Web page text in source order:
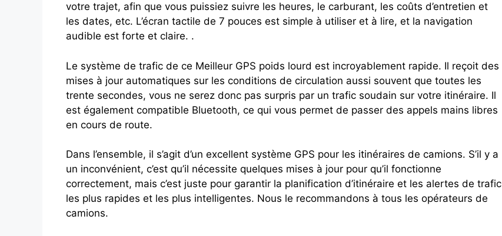
votre trajet, afin que vous puissiez suivre les heures, le carburant, les coûts d’entretien et
les dates, etc. L’écran tactile de 7 pouces est simple à utiliser et à lire, et la navigation
audible est forte et claire. .
Le système de trafic de ce Meilleur GPS poids lourd est incroyablement rapide. Il reçoit des
mises à jour automatiques sur les conditions de circulation aussi souvent que toutes les
trente secondes, vous ne serez donc pas surpris par un trafic soudain sur votre itinéraire. Il
est également compatible Bluetooth, ce qui vous permet de passer des appels mains libres
en cours de route.
Dans l’ensemble, il s’agit d’un excellent système GPS pour les itinéraires de camions. S’il y a
un inconvénient, c’est qu’il nécessite quelques mises à jour pour qu’il fonctionne
correctement, mais c’est juste pour garantir la planification d’itinéraire et les alertes de trafic
les plus rapides et les plus intelligentes. Nous le recommandons à tous les opérateurs de
camions.